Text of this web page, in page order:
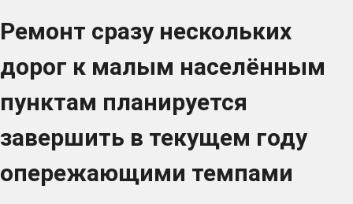
Ремонт сразу нескольких
дорог к малым населённым
пунктам планируется
завершить в текущем году
опережающими темпами